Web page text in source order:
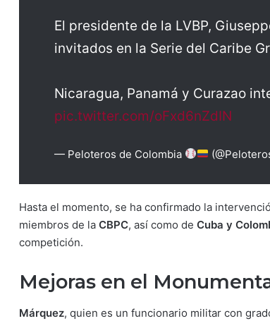
El presidente de la LVBP,
invitados en la Serie del Caribe
Nicaragua, Panamá y Curazao
pic.twitter.com/oFxd6nZdIN
— Peloteros de Colombia
Hasta el momento, se ha confirmado la
miembros de la CBPC, así como de Cuba y
competición.
Mejoras en el
Márquez, quien es un funcionario militar con